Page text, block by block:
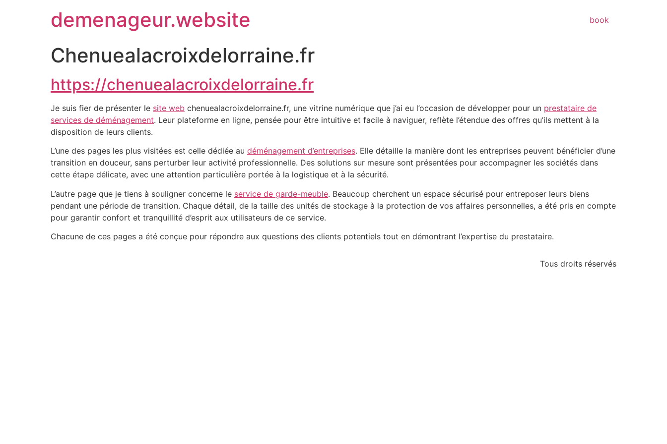
demenageur.website book
Chenuealacroixdelorraine.fr
https://chenuealacroixdelorraine.fr
Je suis fier de présenter le site web chenuealacroixdelorraine.fr, une vitrine numérique que j’ai eu l’occasion de développer pour un prestataire de
services de déménagement. Leur plateforme en ligne, pensée pour être intuitive et facile à naviguer, reflète l’étendue des offres qu’ils mettent à la
disposition de leurs clients.
L’une des pages les plus visitées est celle dédiée au déménagement d’entreprises. Elle détaille la manière dont les entreprises peuvent bénéficier d’une
transition en douceur, sans perturber leur activité professionnelle. Des solutions sur mesure sont présentées pour accompagner les sociétés dans
cette étape délicate, avec une attention particulière portée à la logistique et à la sécurité.
L’autre page que je tiens à souligner concerne le service de garde-meuble. Beaucoup cherchent un espace sécurisé pour entreposer leurs biens
pendant une période de transition. Chaque détail, de la taille des unités de stockage à la protection de vos affaires personnelles, a été pris en compte
pour garantir confort et tranquillité d’esprit aux utilisateurs de ce service.
Chacune de ces pages a été conçue pour répondre aux questions des clients potentiels tout en démontrant l’expertise du prestataire.
Tous droits réservés